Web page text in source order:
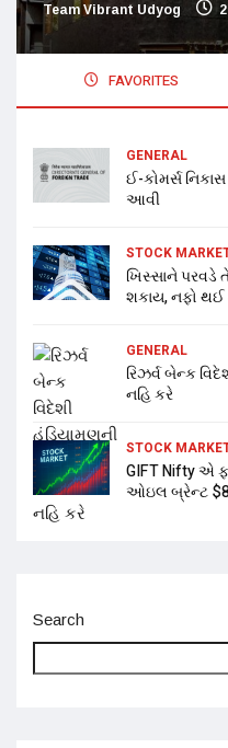
Team Vibrant Udyog
FAVORITES
GENERAL
ઈ-કોમર્સ
આવી
STOCK
ખિસ્સાને પરવડે
શકાય, નફો
GENERAL
રિઝર્વ બેન્ક
નહિ કરે
STOCK
GIFT Nifty
ઓઇલ બ્રેન્ટ
Search